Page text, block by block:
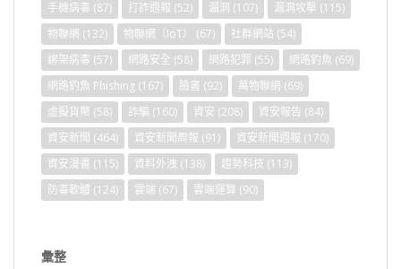
手機病毒 (87) 打詐週報 (52) 漏洞 (107) 漏洞攻擊 (115)
物聯網 (132) 物聯網（IoT） (67) 社群網站 (54)
綁架病毒 (57) 網路安全 (58) 網路犯罪 (55) 網路釣魚 (69)
網路釣魚 Phishing (167) 臉書 (92) 萬物聯網 (69)
虛擬貨幣 (58) 詐騙 (160) 資安 (208) 資安報告 (84)
資安新聞 (464) 資安新聞周報 (91) 資安新聞週報 (170)
資安漫畫 (115) 資料外洩 (138) 趨勢科技 (113)
防毒軟體 (124) 雲端 (67) 雲端運算 (90)
彙整